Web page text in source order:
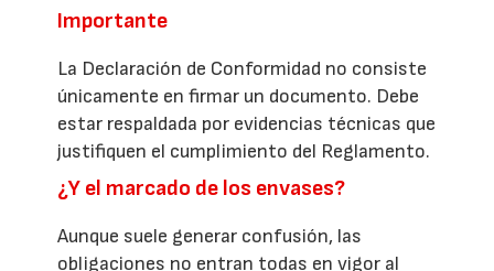
Importante
La Declaración de Conformidad no consiste
únicamente en firmar un documento. Debe
estar respaldada por evidencias técnicas que
justifiquen el cumplimiento del Reglamento.
¿Y el marcado de los envases?
Aunque suele generar confusión, las
obligaciones no entran todas en vigor al